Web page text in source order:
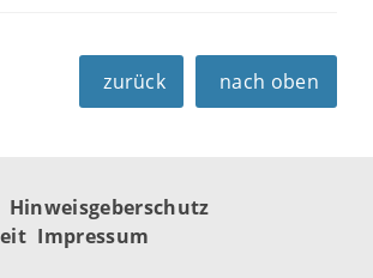
zurück nach oben
Hinweisgeberschutz
Impressum